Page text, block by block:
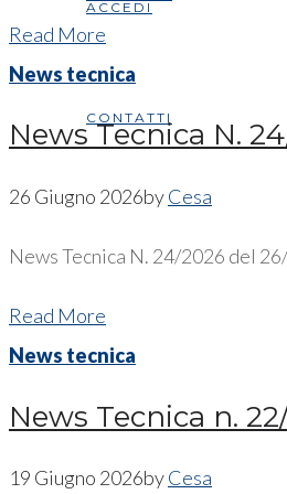
ACCEDI
CONTATTI
Read More
News tecnica
News Tecnica N.
26 Giugno 2026byCesa
News Tecnica N. 24/2026 del
Read More
News tecnica
News Tecnica n.
19 Giugno 2026byCesa